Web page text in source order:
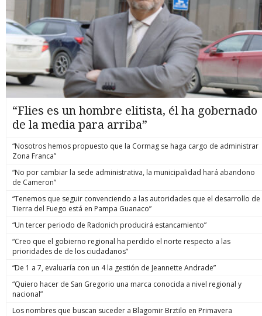
“Flies es un hombre elitista, él ha gobernado
de la media para arriba”
“Nosotros hemos propuesto que la Cormag se haga cargo de administrar
Zona Franca”
“No por cambiar la sede administrativa, la municipalidad hará abandono
de Cameron”
“Tenemos que seguir convenciendo a las autoridades que el desarrollo de
Tierra del Fuego está en Pampa Guanaco”
“Un tercer periodo de Radonich producirá estancamiento”
“Creo que el gobierno regional ha perdido el norte respecto a las
prioridades de de los ciudadanos”
“De 1 a 7, evaluaría con un 4 la gestión de Jeannette Andrade”
“Quiero hacer de San Gregorio una marca conocida a nivel regional y
nacional”
Los nombres que buscan suceder a Blagomir Brztilo en Primavera